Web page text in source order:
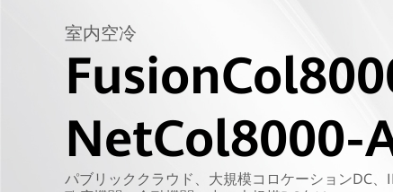
室内空冷
NetCol8000-
パブリッククラウド、大規模コロケーションDC、